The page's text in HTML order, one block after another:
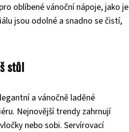
oblíbené vánoční nápoje, jako je
jsou odolné a snadno se čistí,
stůl
a vánočně laděné
Nejnovější trendy zahrnují
nebo sobi. Servírovací